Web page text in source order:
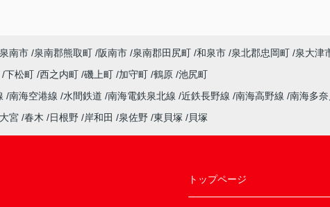
泉南市 泉南郡熊取町 阪南市 泉南郡田尻町 和泉市 泉北郡忠岡町 泉大津
下松町 西之内町 磯上町 加守町 鶴原 池尻町
南海空港線 水間鉄道 南海電鉄泉北線 近鉄長野線 南海高野線 南海多
宮 春木 日根野 岸和田 泉佐野 東貝塚 貝塚
トップページ